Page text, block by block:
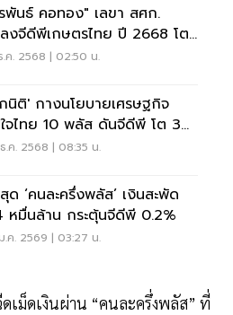
พันธ์ คอทอง" เลขา สศก.
งจีดีพีเกษตรไทย ปี 2668 โต
ง 3.3%
.ค. 2568 | 02:50 น.
นิติ' กางนโยบายเศรษฐกิจ
จไทย 10 พลัส ดันจีดีพี โต 3%
โฉมประเทศ
.ค. 2568 | 08:35 น.
ด ‘คนละครึ่งพลัส’ เงินสะพัด
หมื่นล้าน กระตุ้นจีดีพี 0.2%
.ค. 2569 | 03:27 น.
เม็ดเงินผ่าน “คนละครึ่งพลัส” ที่